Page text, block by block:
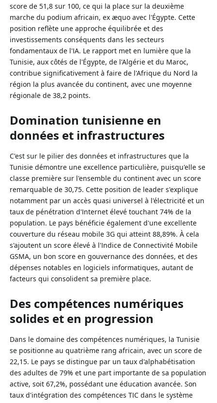
score de 51,8 sur 100, ce qui la place sur la deuxième
marche du podium africain, ex æquo avec l'Égypte. Cette
position reflète une approche équilibrée et des
investissements conséquents dans les secteurs
fondamentaux de l'IA. Le rapport met en lumière que la
Tunisie, aux côtés de l'Égypte, de l'Algérie et du Maroc,
contribue significativement à faire de l'Afrique du Nord la
région la plus avancée du continent, avec une moyenne
régionale de 38,2 points.
Domination tunisienne en
données et infrastructures
C'est sur le pilier des données et infrastructures que la
Tunisie démontre une excellence particulière, puisqu'elle se
classe première sur l'ensemble du continent avec un score
remarquable de 30,75. Cette position de leader s'explique
notamment par un accès quasi universel à l'électricité et un
taux de pénétration d'Internet élevé touchant 74% de la
population. Le pays bénéficie également d'une excellente
couverture du réseau mobile 3G qui atteint 88,89%. À cela
s'ajoutent un score élevé à l'Indice de Connectivité Mobile
GSMA, un bon score en gouvernance des données, et des
dépenses notables en logiciels informatiques, autant de
facteurs qui consolident sa première place.
Des compétences numériques
solides et en progression
Dans le domaine des compétences numériques, la Tunisie
se positionne au quatrième rang africain, avec un score de
22,15. Le pays se distingue par un taux d'alphabétisation
des adultes de 79% et une part importante de sa population
active, soit 67,2%, possédant une éducation avancée. Son
taux d'intégration des compétences TIC dans le système